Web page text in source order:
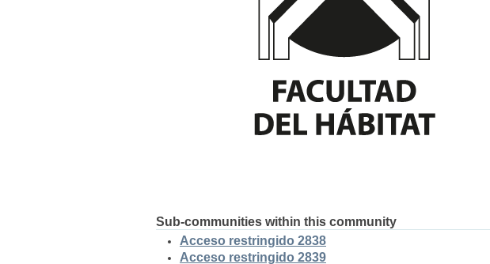
Sub-communities within this community
Acceso restringido 2838
Acceso restringido 2839